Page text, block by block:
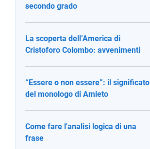
secondo grado
La scoperta dell’America di
Cristoforo Colombo: avvenimenti
“Essere o non essere”: il significato
del monologo di Amleto
Come fare l'analisi logica di una
frase